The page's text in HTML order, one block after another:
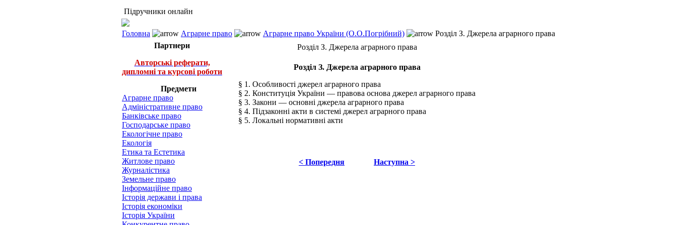
Підручники онлайн
Головна Аграрне право Аграрне право України (О.О.Погрібний)
Розділ З. Джерела аграрного права
Партнери
Авторські реферати,
дипломні та курсові роботи
Предмети
Аграрне право
Адміністративне право
Банківське право
Господарське право
Екологічне право
Екологія
Етика та Естетика
Житлове право
Журналістика
Земельне право
Інформаційне право
Історія держави і права
Історія економіки
Історія України
Розділ З. Джерела аграрного права
Розділ З. Джерела аграрного права
§ 1. Особливості джерел аграрного права
§ 2. Конституція України — правова основа джерел аграрного права
§ 3. Закони — основні джерела аграрного права
§ 4. Підзаконні акти в системі джерел аграрного права
§ 5. Локальні нормативні акти
< Попередня Наступна >